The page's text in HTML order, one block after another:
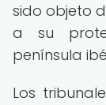
sido objeto
a su
península
Los